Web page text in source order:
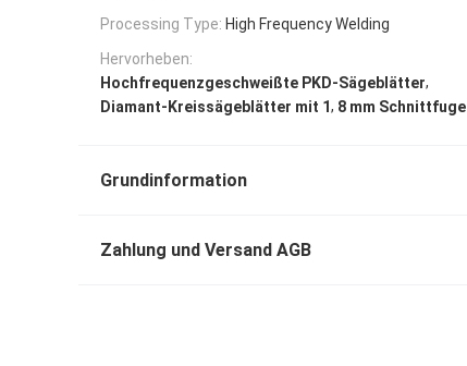
Processing Type: High Frequency Welding
Hervorheben:
Hochfrequenzgeschweißte PKD-Sägeblätter,
Diamant-Kreissägeblätter mit 1, 8 mm Schnittfuge
Grundinformation
Zahlung und Versand AGB